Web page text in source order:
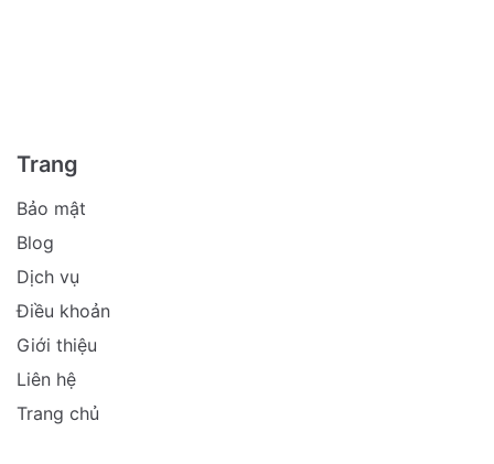
Trang
Bảo mật
Blog
Dịch vụ
Điều khoản
Giới thiệu
Liên hệ
Trang chủ